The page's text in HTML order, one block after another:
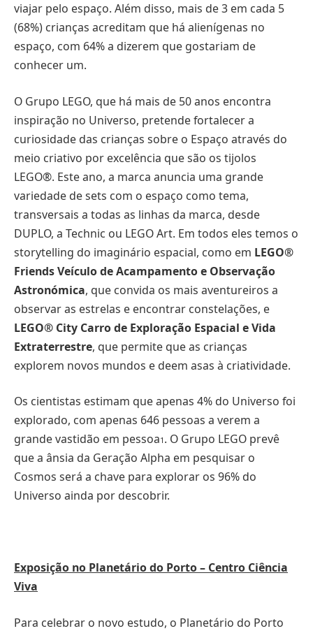
viajar pelo espaço. Além disso, mais de 3 em cada 5
(68%) crianças acreditam que há alienígenas no
espaço, com 64% a dizerem que gostariam de
conhecer um.
O Grupo LEGO, que há mais de 50 anos encontra
inspiração no Universo, pretende fortalecer a
curiosidade das crianças sobre o Espaço através do
meio criativo por excelência que são os tijolos
LEGO®. Este ano, a marca anuncia uma grande
variedade de sets com o espaço como tema,
transversais a todas as linhas da marca, desde
DUPLO, a Technic ou LEGO Art. Em todos eles temos o
storytelling do imaginário espacial, como em LEGO®
Friends Veículo de Acampamento e Observação
Astronómica, que convida os mais aventureiros a
observar as estrelas e encontrar constelações, e
LEGO® City Carro de Exploração Espacial e Vida
Extraterrestre, que permite que as crianças
explorem novos mundos e deem asas à criatividade.
Os cientistas estimam que apenas 4% do Universo foi
explorado, com apenas 646 pessoas a verem a
grande vastidão em pessoa1 . O Grupo LEGO prevê
que a ânsia da Geração Alpha em pesquisar o
Cosmos será a chave para explorar os 96% do
Universo ainda por descobrir.
Exposição no Planetário do Porto – Centro Ciência
Viva
Para celebrar o novo estudo, o Planetário do Porto